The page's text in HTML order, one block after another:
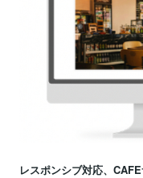
レスポンシブ対応、